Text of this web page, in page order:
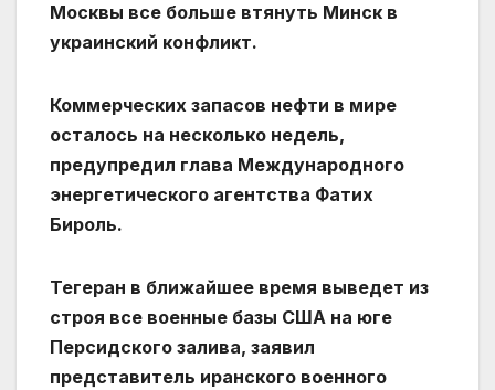
Москвы все больше втянуть Минск в
украинский конфликт.
Коммерческих запасов нефти в мире
осталось на несколько недель,
предупредил глава Международного
энергетического агентства Фатих
Бироль.
Тегеран в ближайшее время выведет из
строя все военные базы США на юге
Персидского залива, заявил
представитель иранского военного